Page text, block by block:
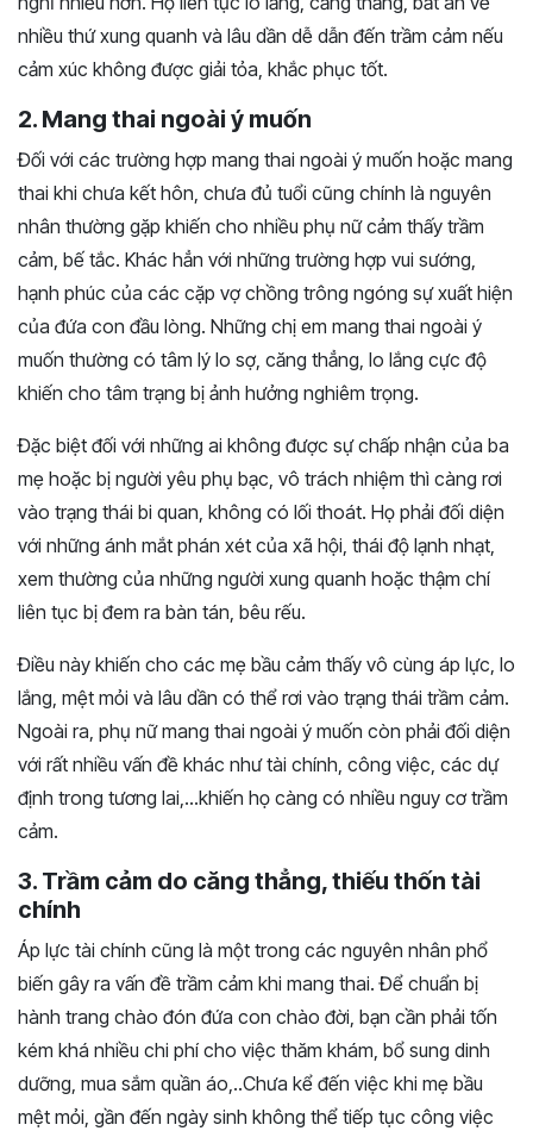
nhiều thứ xung quanh và lâu dần dễ dẫn đến trầm cảm nếu
cảm xúc không được giải tỏa, khắc phục tốt.
2. Mang thai ngoài ý muốn
Đối với các trường hợp mang thai ngoài ý muốn hoặc mang
thai khi chưa kết hôn, chưa đủ tuổi cũng chính là nguyên
nhân thường gặp khiến cho nhiều phụ nữ cảm thấy trầm
cảm, bế tắc. Khác hẳn với những trường hợp vui sướng,
hạnh phúc của các cặp vợ chồng trông ngóng sự xuất hiện
của đứa con đầu lòng. Những chị em mang thai ngoài ý
muốn thường có tâm lý lo sợ, căng thẳng, lo lắng cực độ
khiến cho tâm trạng bị ảnh hưởng nghiêm trọng.
Đặc biệt đối với những ai không được sự chấp nhận của ba
mẹ hoặc bị người yêu phụ bạc, vô trách nhiệm thì càng rơi
vào trạng thái bi quan, không có lối thoát. Họ phải đối diện
với những ánh mắt phán xét của xã hội, thái độ lạnh nhạt,
xem thường của những người xung quanh hoặc thậm chí
liên tục bị đem ra bàn tán, bêu rếu.
Điều này khiến cho các mẹ bầu cảm thấy vô cùng áp lực, lo
lắng, mệt mỏi và lâu dần có thể rơi vào trạng thái trầm cảm.
Ngoài ra, phụ nữ mang thai ngoài ý muốn còn phải đối diện
với rất nhiều vấn đề khác như tài chính, công việc, các dự
định trong tương lai,…khiến họ càng có nhiều nguy cơ trầm
cảm.
3. Trầm cảm do căng thẳng, thiếu thốn tài
chính
Áp lực tài chính cũng là một trong các nguyên nhân phổ
biến gây ra vấn đề trầm cảm khi mang thai. Để chuẩn bị
hành trang chào đón đứa con chào đời, bạn cần phải tốn
kém khá nhiều chi phí cho việc thăm khám, bổ sung dinh
dưỡng, mua sắm quần áo,..Chưa kể đến việc khi mẹ bầu
mệt mỏi, gần đến ngày sinh không thể tiếp tục công việc